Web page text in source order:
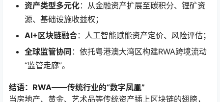
资产类型多元化：从金融资产扩展至碳积分、锂矿资
源、基础设施收益权；
AI+区块链融合：人工智能赋能资产定价、风险评估；
全球监管协同 ：依托粤港澳大湾区构建RWA跨境流动
“监管走廊”。
结语：RWA——传统行业的“数字凤凰”
当房地产、黄金、艺术品等传统资产插上区块链的翅膀，